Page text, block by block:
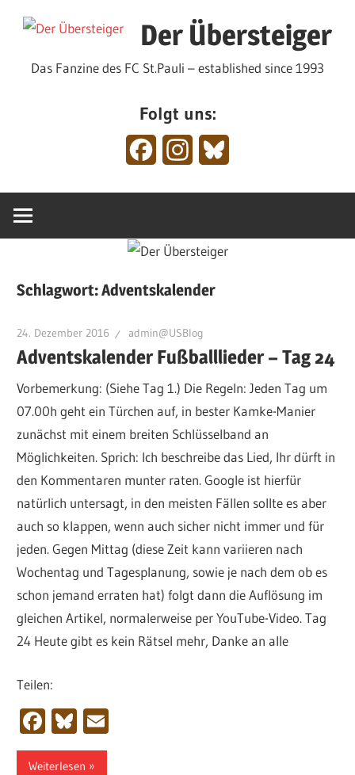
Inhalt
Der Übersteiger
Das Fanzine des FC St.Pauli – established since 1993
Folgt uns:
FacebookInstagram
Schlagwort:Adventskalender
24. Dezember 2016 admin@USBlog
Adventskalender Fußballlieder – Tag 24
Vorbemerkung: (Siehe Tag 1.) Die Regeln: Jeden Tag um
07.00h geht ein Türchen auf, in bester Kamke-Manier
zunächst mit einem breiten Schlüsselband an
Möglichkeiten. Sprich: Ich beschreibe das Lied, Ihr dürft in
den Kommentaren munter raten. Google ist hierfür
natürlich untersagt, in den meisten Fällen sollte es aber
auch so klappen, wenn auch sicher nicht immer und für
jeden. Gegen Mittag (diese Zeit kann variieren nach
Wochentag und Tagesplanung, sowie je nach dem ob es
schon jemand erraten hat) folgt dann die Auflösung im
gleichen Artikel, normalerweise per YouTube-Video. Tag
24 Heute gibt es kein Rätsel mehr, Danke an alle
Teilen:
Facebook
Bluesky
Weiterlesen